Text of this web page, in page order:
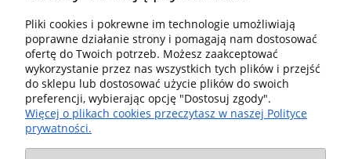
Pomoc
Dostawa i dostawa
Moje konto
Pliki cookies i pokrewne im technologie umożliwiają
poprawne działanie strony i pomagają nam dostosować
ofertę do Twoich potrzeb. Możesz zaakceptować
wykorzystanie przez nas wszystkich tych plików i przejść
do sklepu lub dostosować użycie plików do swoich
preferencji, wybierając opcję "Dostosuj zgody".
Więcej o plikach cookies przeczytasz w naszej Polityce
prywatności.